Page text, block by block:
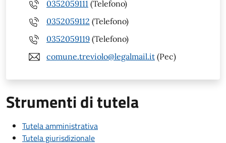
0352059111 (Telefono)
0352059112 (Telefono)
0352059119 (Telefono)
comune.treviolo@legalmail.it (Pec)
Strumenti di tutela
Tutela amministrativa
Tutela giurisdizionale